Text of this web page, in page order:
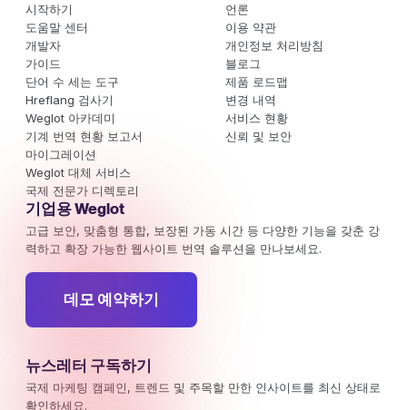
시작하기
도움말 센터
개발자
가이드
단어 수 세는 도구
Hreflang 검사기
Weglot 아카데미
기계 번역 현황 보고서
마이그레이션
Weglot 대체 서비스
국제 전문가 디렉토리
언론
이용 약관
개인정보 처리방침
블로그
제품 로드맵
변경 내역
서비스 현황
신뢰 및 보안
기업용 Weglot
고급 보안, 맞춤형 통합, 보장된 가동 시간 등 다양한 기능을 갖춘 강
력하고 확장 가능한 웹사이트 번역 솔루션을 만나보세요.
데모 예약하기
뉴스레터 구독하기
국제 마케팅 캠페인, 트렌드 및 주목할 만한 인사이트를 최신 상태로
확인하세요.